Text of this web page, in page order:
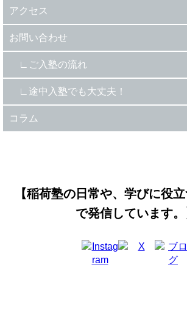
アクセス
お問い合わせ
ご入塾の流れ
途中入塾でも大丈夫！
コラム
【稲荷塾の日常や、学びに役
で発信しています。